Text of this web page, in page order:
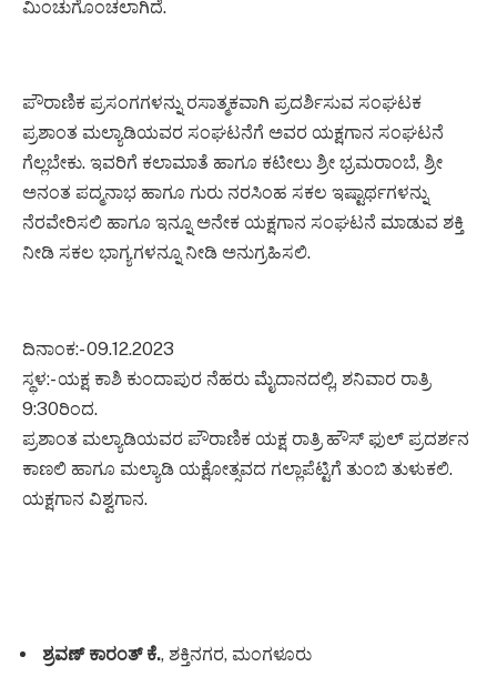
ಮಿಂಚುಗೊಂಚಲಾಗಿದೆ.
ಪೌರಾಣಿಕ ಪ್ರಸಂಗಗಳನ್ನು ರಸಾತ್ಮಕವಾಗಿ ಪ್ರದರ್ಶಿಸುವ ಸಂಘಟಕ
ಪ್ರಶಾಂತ ಮಲ್ಯಾಡಿಯವರ ಸಂಘಟನೆಗೆ ಅವರ ಯಕ್ಷಗಾನ ಸಂಘಟನೆ
ಗೆಲ್ಲಬೇಕು. ಇವರಿಗೆ ಕಲಾಮಾತೆ ಹಾಗೂ ಕಟೀಲು ಶ್ರೀ ಭ್ರಮರಾಂಬೆ, ಶ್ರೀ
ಅನಂತ ಪದ್ಮನಾಭ ಹಾಗೂ ಗುರು ನರಸಿಂಹ ಸಕಲ ಇಷ್ಟಾರ್ಥಗಳನ್ನು
ನೆರವೇರಿಸಲಿ ಹಾಗೂ ಇನ್ನೂ ಅನೇಕ ಯಕ್ಷಗಾನ ಸಂಘಟನೆ ಮಾಡುವ ಶಕ್ತಿ
ನೀಡಿ ಸಕಲ ಭಾಗ್ಯಗಳನ್ನೂ ನೀಡಿ ಅನುಗ್ರಹಿಸಲಿ.
ದಿನಾಂಕ:- 09.12.2023
ಸ್ಥಳ:- ಯಕ್ಷ ಕಾಶಿ ಕುಂದಾಪುರ ನೆಹರು ಮೈದಾನದಲ್ಲಿ, ಶನಿವಾರ ರಾತ್ರಿ
9:30ರಿಂದ.
ಪ್ರಶಾಂತ ಮಲ್ಯಾಡಿಯವರ ಪೌರಾಣಿಕ ಯಕ್ಷ ರಾತ್ರಿ ಹೌಸ್ ಫುಲ್ ಪ್ರದರ್ಶನ
ಕಾಣಲಿ ಹಾಗೂ ಮಲ್ಯಾಡಿ ಯಕ್ಷೋತ್ಸವದ ಗಲ್ಲಾಪೆಟ್ಟಿಗೆ ತುಂಬಿ ತುಳುಕಲಿ.
ಯಕ್ಷಗಾನ ವಿಶ್ವಗಾನ.
ಶ್ರವಣ್ ಕಾರಂತ್ ಕೆ., ಶಕ್ತಿನಗರ, ಮಂಗಳೂರು